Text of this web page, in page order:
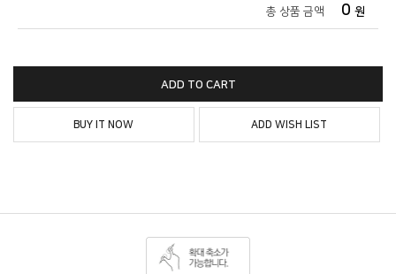
총 상품 금액 0 원
ADD TO CART
BUY IT NOW ADD WISH LIST